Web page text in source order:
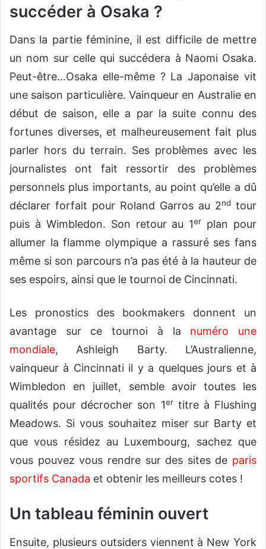
succéder à Osaka ?
Dans la partie féminine, il est difficile de mettre
un nom sur celle qui succédera à Naomi Osaka.
Peut-être…Osaka elle-même ? La Japonaise vit
une saison particulière. Vainqueur en Australie en
début de saison, elle a par la suite connu des
fortunes diverses, et malheureusement fait plus
parler hors du terrain. Ses problèmes avec les
journalistes ont fait ressortir des problèmes
personnels plus importants, au point qu’elle a dû
déclarer forfait pour Roland Garros au 2nd tour
puis à Wimbledon. Son retour au 1er
plan pour
allumer la flamme olympique a rassuré ses fans
même si son parcours n’a pas été à la hauteur de
ses espoirs, ainsi que le tournoi de Cincinnati.
Les pronostics des bookmakers donnent un
avantage sur ce tournoi à la numéro une
mondiale, Ashleigh Barty. L’Australienne,
vainqueur à Cincinnati il y a quelques jours et à
Wimbledon en juillet, semble avoir toutes les
qualités pour décrocher son 1ertitre à Flushing
Meadows. Si vous souhaitez miser sur Barty et
que vous résidez au Luxembourg, sachez que
vous pouvez vous rendre sur des sites de paris
sportifs Canada et obtenir les meilleurs cotes !
Un tableau féminin ouvert
Ensuite, plusieurs outsiders viennent à New York